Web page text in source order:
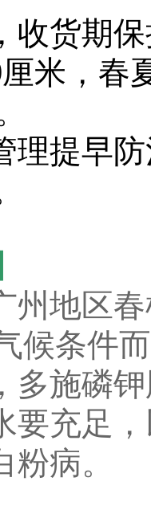
收货期
米，春
理提早
州地区
候条件
多施磷
要充足
病。